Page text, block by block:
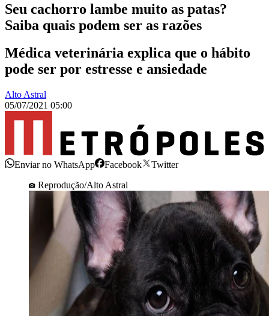
Seu cachorro lambe muito as patas?
Saiba quais podem ser as razões
Médica veterinária explica que o hábito
pode ser por estresse e ansiedade
Alto Astral
05/07/2021 05:00
Enviar no WhatsApp Facebook
Twitter
Reprodução/Alto Astral